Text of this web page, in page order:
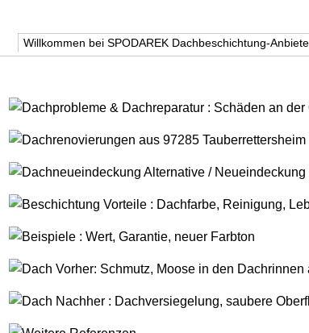
Willkommen bei SPODAREK Dachbeschichtung-